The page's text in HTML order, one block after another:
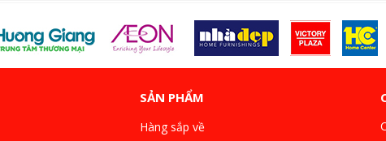
SẢN PHẨM
Hàng sắp về